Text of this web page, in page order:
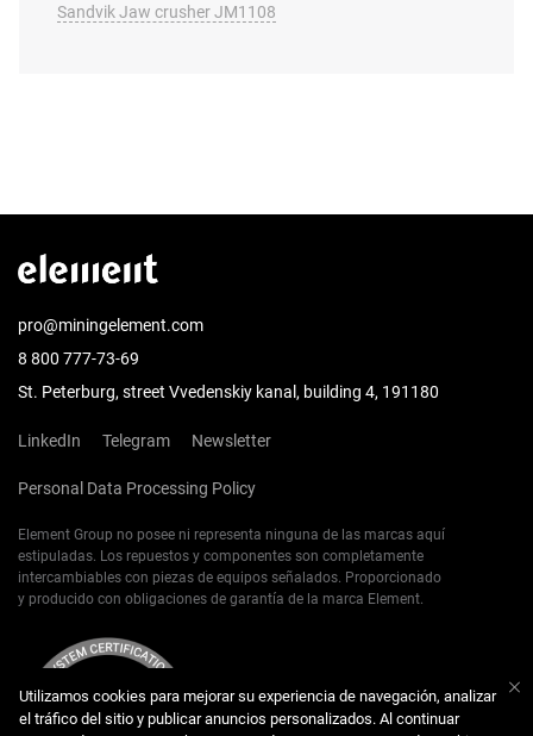
Sandvik Jaw crusher JM1108
Utilizamos cookies para mejorar su experiencia de navegación, analizar
el tráfico del sitio y publicar anuncios personalizados. Al continuar
pro@miningelement.com
8 800 777-73-69
St. Peterburg, street Vvedenskiy kanal, building 4, 191180
LinkedIn Telegram Newsletter
Personal Data Processing Policy
Element Group no posee ni representa ninguna de las marcas aquí
estipuladas. Los repuestos y componentes son completamente
intercambiables con piezas de equipos señalados. Proporcionado
y producido con obligaciones de garantía de la marca Element.